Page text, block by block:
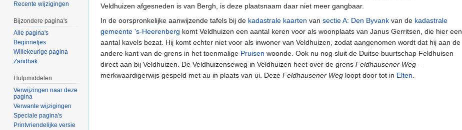
Veldhuizen afgesneden is van Bergh, is deze plaatsnaam daar niet meer gangbaar.
In de oorspronkelijke aanwijzende tafels bij de kadastrale kaarten van sectie A: Den Byvank van de kadastrale
gemeente 's-Heerenberg komt Veldhuizen een aantal keren voor als woonplaats van Janus Gerritsen, die hier een
aantal kavels bezat. Hij komt echter niet voor als inwoner van Veldhuizen, zodat aangenomen wordt dat hij aan de
andere kant van de grens in het toenmalige Pruisen woonde. Ook nu nog sluit de Duitse buurtschap Feldhuisen
direct aan bij Veldhuizen. De Veldhuizenseweg in Veldhuizen heet over de grens Feldhausener Weg –
merkwaardigerwijs gespeld met au in plaats van ui. Deze Feldhausener Weg loopt door tot in Elten.
Recente wijzigingen
Bijzondere pagina's
Alle pagina's
Beginnetjes
Willekeurige pagina
Zandbak
Hulpmiddelen
Verwijzingen naar deze
pagina
Verwante wijzigingen
Speciale pagina's
Printvriendelijke versie